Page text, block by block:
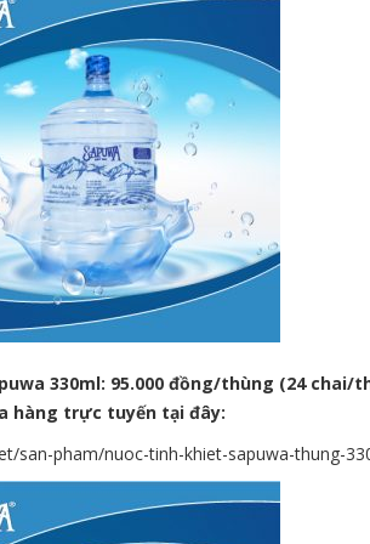
330ml: 95.000 đồng/thùng (24 chai/
hàng trực tuyến tại đây:
san-pham/nuoc-tinh-khiet-sapuwa-thung-